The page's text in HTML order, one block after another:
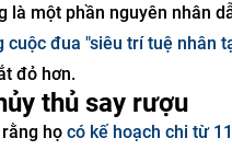
là một phần nguyên nhân
đua "siêu trí tuệ nhân
đỏ hơn.
thủ say rượu
họ có kế hoạch chi từ